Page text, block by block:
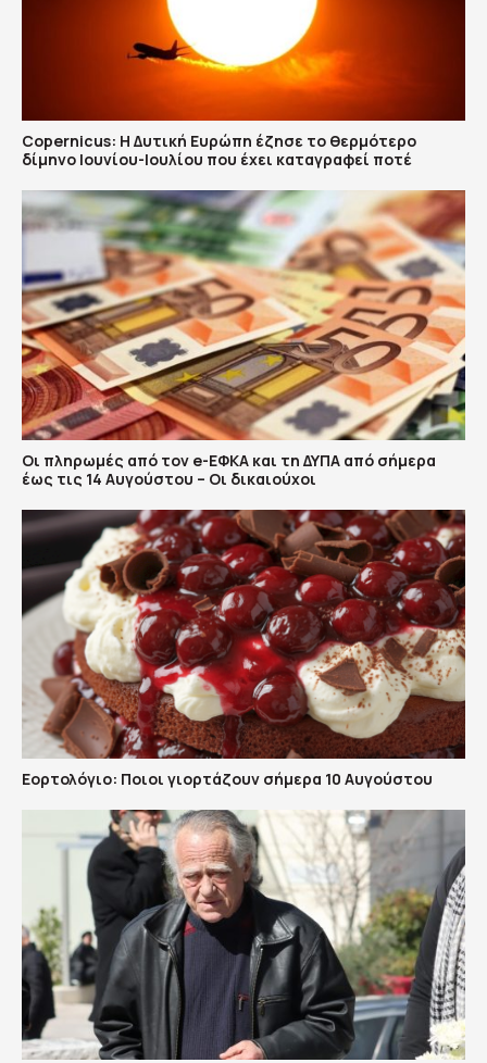
Copernicus: H Δυτική Ευρώπη έζησε το θερμότερο
δίμηνο Ιουνίου-Ιουλίου που έχει καταγραφεί ποτέ
Οι πληρωμές από τον e-ΕΦΚΑ και τη ΔΥΠΑ από σήμερα
έως τις 14 Αυγούστου – Οι δικαιούχοι
Εορτολόγιο: Ποιοι γιορτάζουν σήμερα 10 Αυγούστου